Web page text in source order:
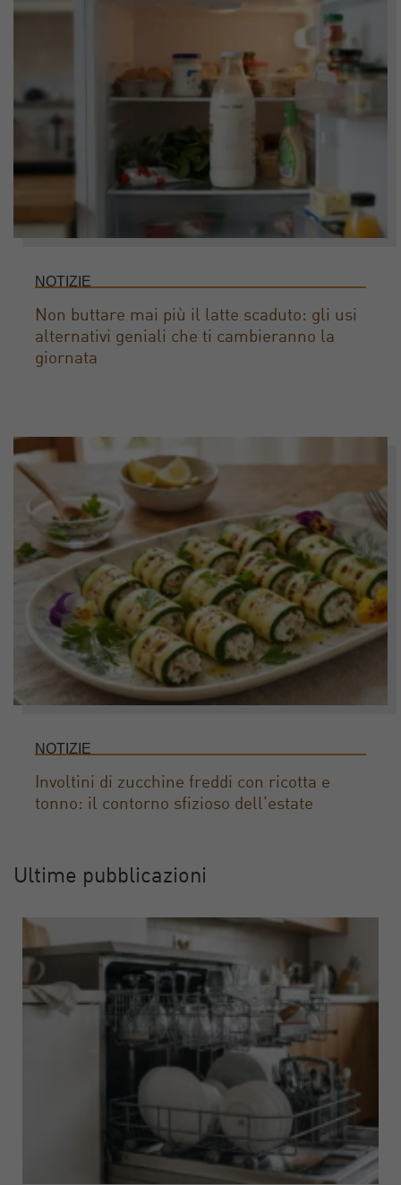
NOTIZIE
Non buttare mai più il latte scaduto: gli usi
alternativi geniali che ti cambieranno la
giornata
NOTIZIE
Involtini di zucchine freddi con ricotta e
tonno: il contorno sfizioso dell’estate
Ultime pubblicazioni